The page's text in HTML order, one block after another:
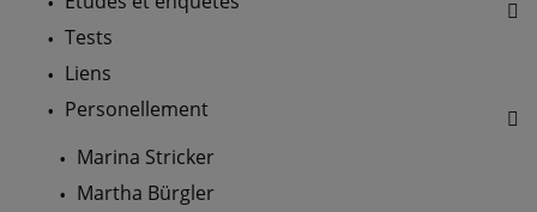
Tests
Liens
Personellement
Marina Stricker
Martha Bürgler